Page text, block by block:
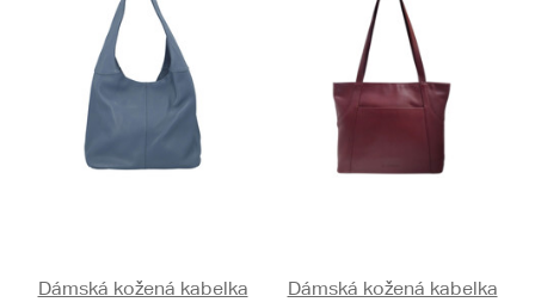
Dámská kožená kabelka
Dámská kožená kabelka